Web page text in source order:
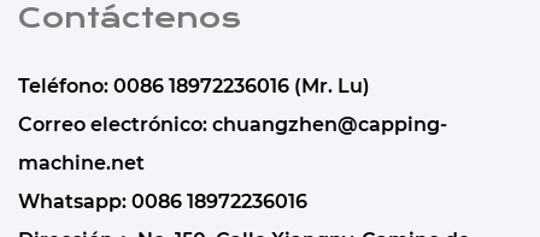
Contáctenos
Teléfono: 0086 18972236016 (Mr. Lu)
Correo electrónico: chuangzhen@capping-
machine.net
Whatsapp: 0086 18972236016